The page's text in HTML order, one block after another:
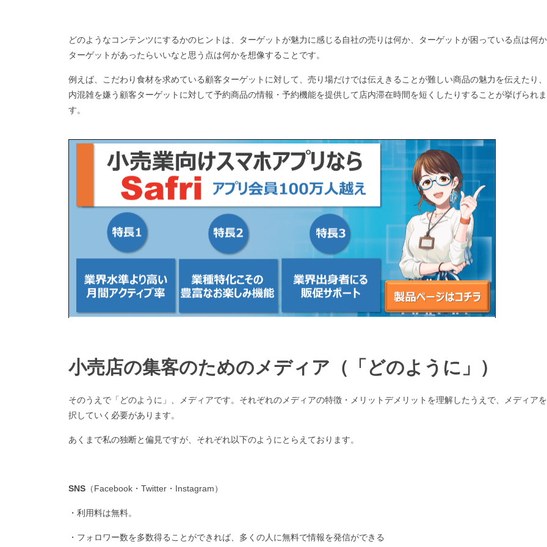
どのようなコンテンツにするかのヒントは、ターゲットが魅力に感じる自社の売りは何か、ターゲットが困っている点は何
ターゲットがあったらいいなと思う点は何かを想像することです。
例えば、こだわり食材を求めている顧客ターゲットに対して、売り場だけでは伝えきることが難しい商品の魅力を伝えたり
内混雑を嫌う顧客ターゲットに対して予約商品の情報・予約機能を提供して店内滞在時間を短くしたりすることが挙げられま
す。
小売店の集客のためのメディア（「どのように」）
そのうえで「どのように」、メディアです。それぞれのメディアの特徴・メリットデメリットを理解したうえで、メディア
択していく必要があります。
あくまで私の独断と偏見ですが、それぞれ以下のようにとらえております。
SNS （Facebook・Twitter・Instagram）
・利用料は無料。
・フォロワー数を多数得ることができれば、多くの人に無料で情報を発信ができる